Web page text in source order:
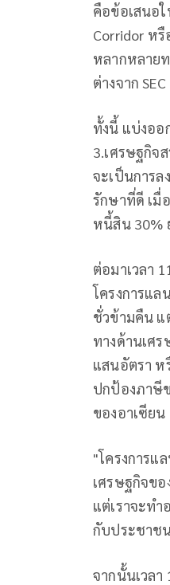
คือข้อเสนอ
Corridor ห
หลากหลาย
ต่างจาก
ทั้งนี้ แบ่งออ
3.เศรษฐกิจ
จะเป็นการ
รักษาที่ดี เมื่
หนี้สิน 30%
ต่อมาเวลา
โครงการแ
ชั่วข้ามคืน แ
ทางด้านเศ
แสนอัตรา ห
ปกป้องภาษี
ของอาเซียน
"โครงการแ
เศรษฐกิจข
แต่เราจะท
กับประชาช
จากนั้นเวล